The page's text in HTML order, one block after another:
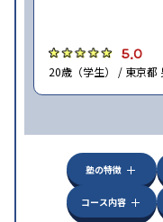
5.0
20歳（学生） / 東京都
塾の特徴
コース内容